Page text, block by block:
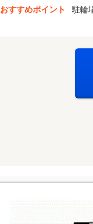
おすすめポイント
駐輪